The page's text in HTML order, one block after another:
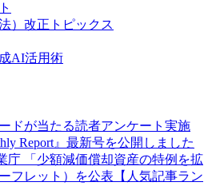
）改正トピックス
AI活用術
ドが当たる読者アンケート実施
Report』最新号を公開しました
庁 「少額減価償却資産の特例を拡
フレット）を公表【人気記事ラン